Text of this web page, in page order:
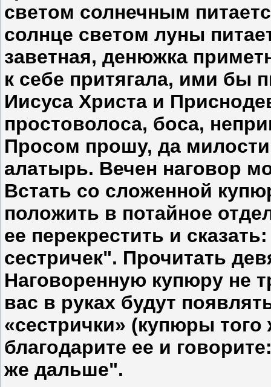
светом солнечным
солнце светом луны
заветная, денюжка
к себе притягала, ими бы
Иисуса Христа и
простоволоса, боса,
Просом прошу, да
алатырь. Вечен наговор
Встать со сложенной
положить в потайное
ее перекрестить и
сестричек". Прочитать
Наговоренную купюру не
вас в руках будут
«сестрички» (купюры
благодарите ее и
же дальше".